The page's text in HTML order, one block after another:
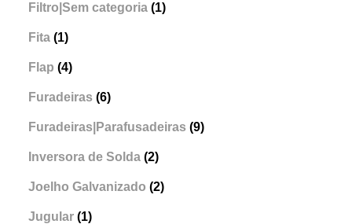
Filtro|Sem categoria (1)
Fita (1)
Flap (4)
Furadeiras (6)
Furadeiras|Parafusadeiras (9)
Inversora de Solda (2)
Joelho Galvanizado (2)
Jugular (1)